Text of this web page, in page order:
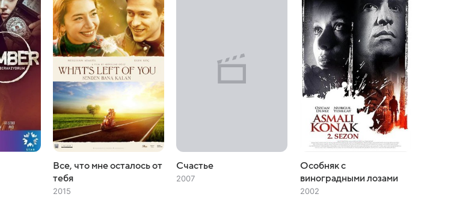
Все, что мне осталось от
тебя
2015
Счастье
2007
Особняк с
виноградными лозами
2002